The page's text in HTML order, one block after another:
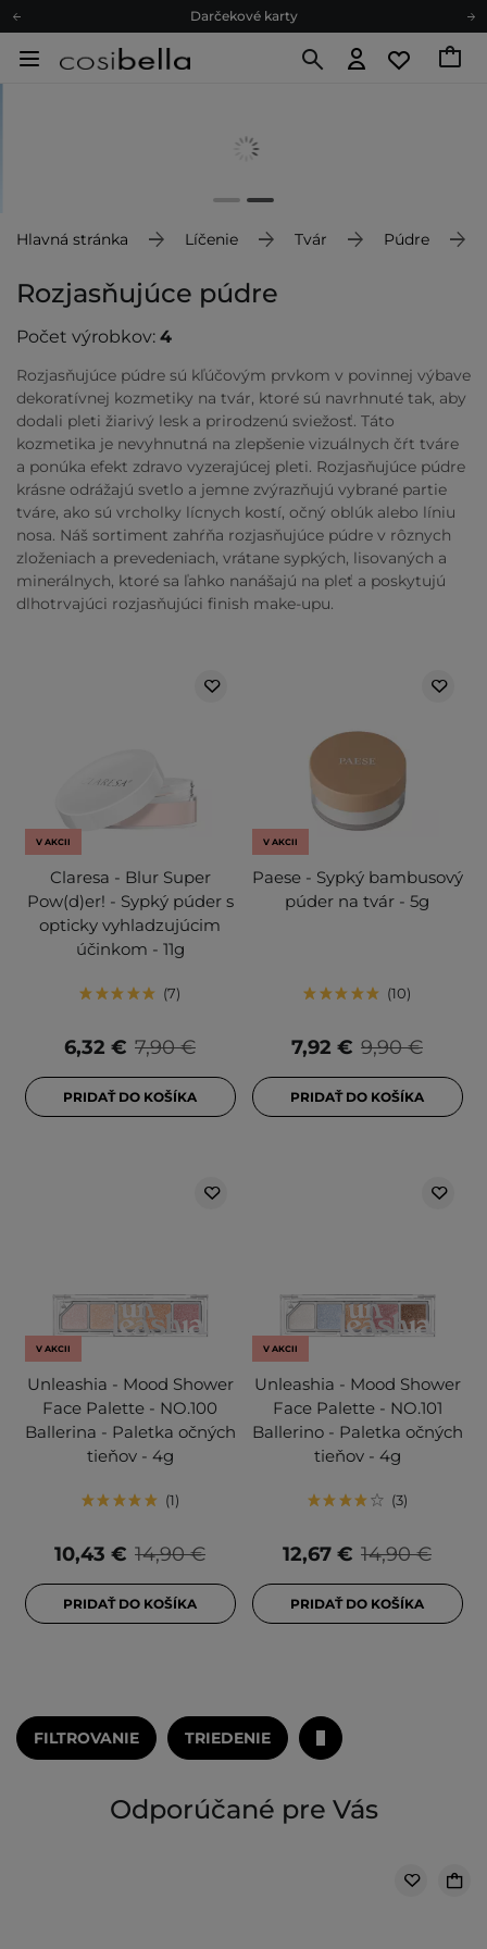
Darčekové karty
Ekologické balenie
Darčekové karty
Hlavná stránka Líčenie Tvár Púdre
Rozjasňujúce púdre
Počet výrobkov: 4
Rozjasňujúce púdre sú kľúčovým prvkom v povinnej výbave
dekoratívnej kozmetiky na tvár, ktoré sú navrhnuté tak, aby
dodali pleti žiarivý lesk a prirodzenú sviežosť. Táto
kozmetika je nevyhnutná na zlepšenie vizuálnych čŕt tváre
a ponúka efekt zdravo vyzerajúcej pleti. Rozjasňujúce púdre
krásne odrážajú svetlo a jemne zvýrazňujú vybrané partie
tváre, ako sú vrcholky lícnych kostí, očný oblúk alebo líniu
nosa. Náš sortiment zahŕňa rozjasňujúce púdre v rôznych
zloženiach a prevedeniach, vrátane sypkých, lisovaných a
minerálnych, ktoré sa ľahko nanášajú na pleť a poskytujú
dlhotrvajúci rozjasňujúci finish make-upu.
V AKCII
Claresa - Blur Super
Pow(d)er! - Sypký púder s
opticky vyhladzujúcim
účinkom - 11g
7
7,90 €
6,32 €
PRIDAŤ DO KOŠÍKA
V AKCII
Paese - Sypký bambusový
púder na tvár - 5g
10
9,90 €
7,92 €
PRIDAŤ DO KOŠÍKA
V AKCII
Unleashia - Mood Shower
Face Palette - NO.100
Ballerina - Paletka očných
tieňov - 4g
1
14,90 €
10,43 €
PRIDAŤ DO KOŠÍKA
V AKCII
Unleashia - Mood Shower
Face Palette - NO.101
Ballerino - Paletka očných
tieňov - 4g
3
14,90 €
12,67 €
PRIDAŤ DO KOŠÍKA
FILTROVANIE TRIEDENIE
Odporúčané pre Vás